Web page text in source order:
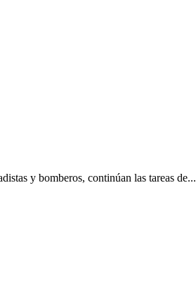
y bomberos, continúan las tareas de...